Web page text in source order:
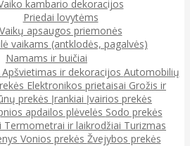
kambario dekoracijos
Priedai lovytėms
Vaikų apsaugos priemonės
vaikams (antklodės, pagalvės)
Namams ir buičiai
Apšvietimas ir dekoracijos Automobilių
Elektronikos prietaisai Grožis ir
prekės Įrankiai Įvairios prekės
apdailos plėvelės Sodo prekės
Termometrai ir laikrodžiai Turizmas
Vonios prekės Žvejybos prekės